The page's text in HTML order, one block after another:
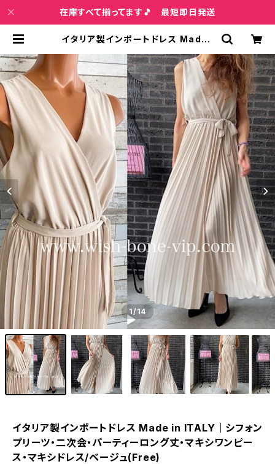
在庫すべて揃ってます🎵 最短即日発送
イタリア製インポートドレス Made i
会・パーティーロング丈・マキシワンピ
ース・マキシドレス/ベージュ(Free) |
インポートファッション＆ジュエリー
Wish Bone VIP
1/14
イタリア製インポートドレス Made in ITALY｜シフォン
プリーツ・二次会・パーティーロング丈・マキシワンピー
ス・マキシドレス/ベージュ(Free)